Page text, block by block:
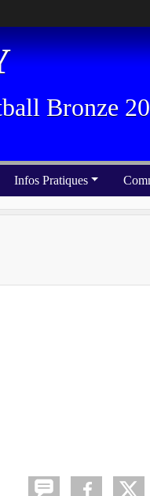
Bronze
Infos Pratiques